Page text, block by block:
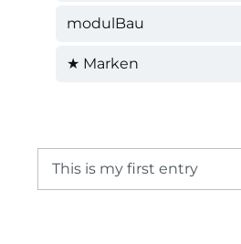
modulBau
★ Marken
This is my first entry